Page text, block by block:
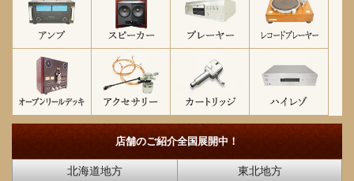
店舗のご紹介全国展開中！
北海道地方
東北地方